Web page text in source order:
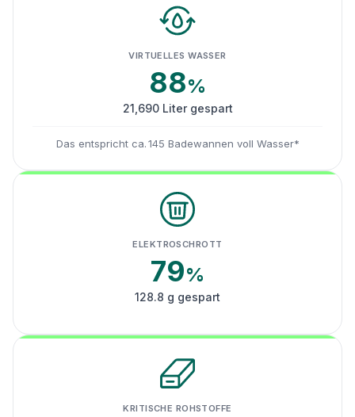
VIRTUELLES WASSER
88%
21,690 Liter gespart
Das entspricht ca. 145 Badewannen voll Wasser*
ELEKTROSCHROTT
79%
128.8 g gespart
KRITISCHE ROHSTOFFE